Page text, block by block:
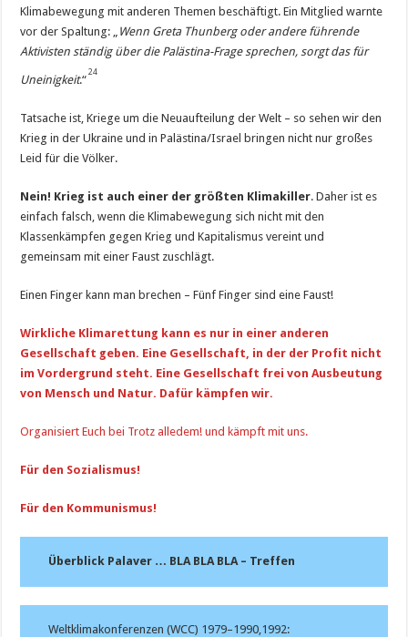
Klimabewegung mit anderen Themen beschäftigt. Ein Mitglied warnte
vor der Spaltung: „ Wenn Greta Thunberg oder andere führende
Aktivisten ständig über die Palästina-Frage sprechen, sorgt das für
Uneinigkeit.“
24
Tatsache ist, Kriege um die Neuaufteilung der Welt – so sehen wir den
Krieg in der Ukraine und in Palästina/Israel bringen nicht nur großes
Leid für die Völker.
Nein! Krieg ist auch einer der größten Klimakiller. Daher ist es
einfach falsch, wenn die Klimabewegung sich nicht mit den
Klassenkämpfen gegen Krieg und Kapitalismus vereint und
gemeinsam mit einer Faust zuschlägt.
Einen Finger kann man brechen – Fünf Finger sind eine Faust!
Wirkliche Klimarettung kann es nur in einer anderen
Gesellschaft geben. Eine Gesellschaft, in der der Profit nicht
im Vordergrund steht. Eine Gesellschaft frei von Ausbeutung
von Mensch und Natur. Dafür kämpfen wir.
Organisiert Euch bei Trotz alledem! und kämpft mit uns.
Für den Sozialismus!
Für den Kommunismus!
Überblick Palaver … BLA BLA BLA – Treffen
Weltklimakonferenzen (WCC) 1979–1990,1992: